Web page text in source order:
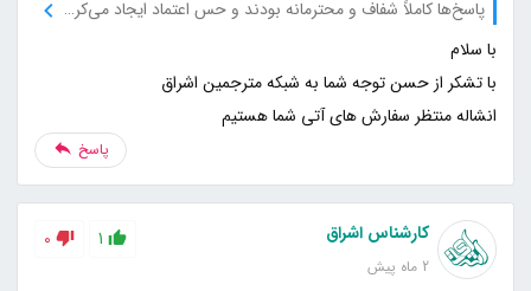
پاسخ‌ها کاملاً شفاف و محترمانه بودند و حس اعتماد ایجاد می‌کردند.
انشاله منتظر سفارش های آتی شما هستیم
پاسخ
کارشناس اشراق
2 ماه پیش
1
0